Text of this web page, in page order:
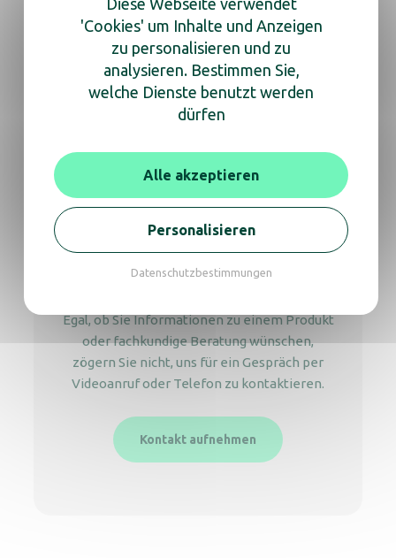
Metallsortierbehälter
Blauer Deckel für 60L Metallkollektor
Wir sind für Sie da
um Ihnen zu helfen
Egal, ob Sie Informationen zu einem Produkt
oder fachkundige Beratung wünschen,
zögern Sie nicht, uns für ein Gespräch per
Videoanruf oder Telefon zu kontaktieren.
Kontakt aufnehmen
Diese Webseite verwendet
'Cookies' um Inhalte und Anzeigen
zu personalisieren und zu
analysieren. Bestimmen Sie,
welche Dienste benutzt werden
dürfen
Alle akzeptieren
Personalisieren
Datenschutzbestimmungen